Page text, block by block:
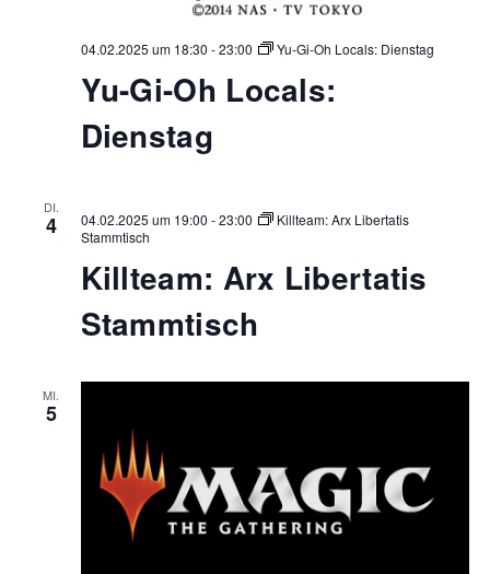
04.02.2025 um 18:30 -23:00 Yu-Gi-Oh Locals: Dienstag
Yu-Gi-Oh Locals:
Dienstag
DI.
4 04.02.2025 um 19:00 -23:00
Killteam: Arx Libertatis
Stammtisch
Killteam: Arx Libertatis
Stammtisch
MI.
5